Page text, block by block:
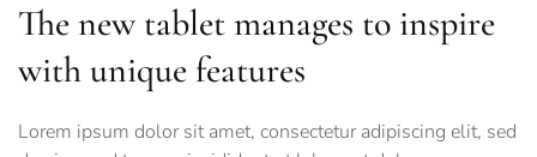
The new tablet manages to inspire
with unique features
Lorem ipsum dolor sit amet, consectetur adipiscing elit, sed